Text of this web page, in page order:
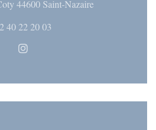
44600 Saint-Nazaire((открывается
40 22 20 03
Instagram ((открывается в